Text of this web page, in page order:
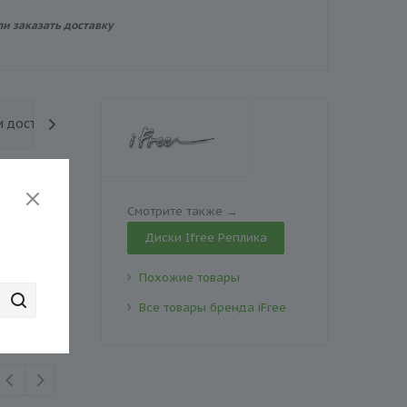
заказать доставку
Смотрите также →
Диски Ifree Реплика
Похожие товары
Все товары бренда iFree